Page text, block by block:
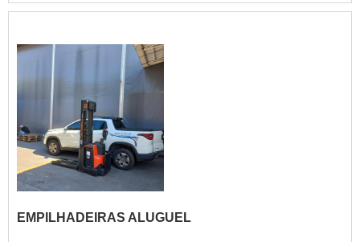
segmento. Esse tipo de cuidado ajuda a garantir a
evitar prejuízos com imprev...
EMPILHADEIRAS ALUGUEL